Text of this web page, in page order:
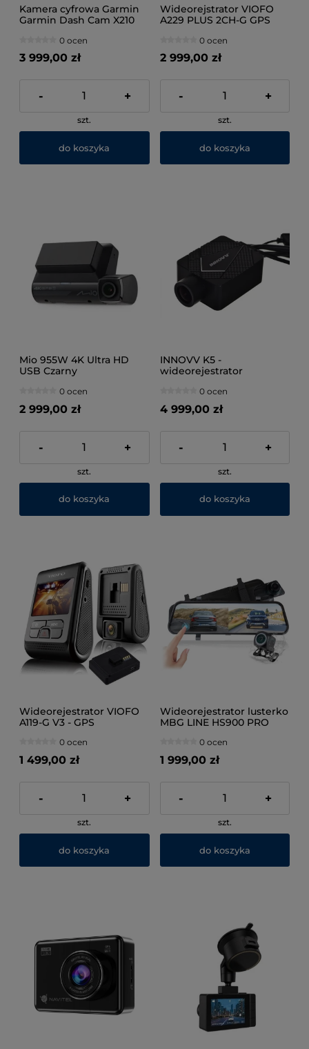
Kamera cyfrowa Garmin
Garmin Dash Cam X210
0 ocen
3 999,00 zł
- +
szt.
do koszyka
Wideorejstrator VIOFO
A229 PLUS 2CH-G GPS
0 ocen
2 999,00 zł
- +
szt.
do koszyka
Mio 955W 4K Ultra HD
USB Czarny
0 ocen
2 999,00 zł
- +
szt.
do koszyka
INNOVV K5 -
wideorejestrator
0 ocen
4 999,00 zł
- +
szt.
do koszyka
Wideorejestrator VIOFO
A119-G V3 - GPS
0 ocen
1 499,00 zł
- +
szt.
do koszyka
Wideorejestrator lusterko
MBG LINE HS900 PRO
parkingowy
0 ocen
1 999,00 zł
- +
szt.
do koszyka